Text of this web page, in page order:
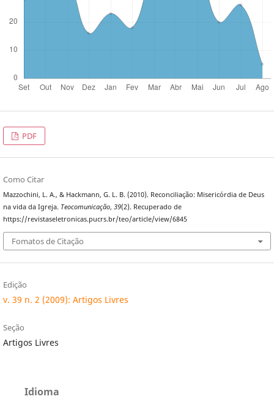
PDF
Como Citar
Mazzochini, L. A., & Hackmann, G. L. B. (2010). Reconciliação: Misericórdia de Deus
na vida da Igreja. Teocomunicação, 39(2). Recuperado de
https://revistaseletronicas.pucrs.br/teo/article/view/6845
Fomatos de Citação
Edição
v. 39 n. 2 (2009): Artigos Livres
Seção
Artigos Livres
Idioma